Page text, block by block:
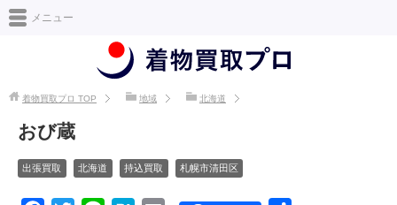
日本最大級の着物買取情報サイト [着物買取プロ]
メニュー
着物買取プロ TOP 地域 北海道
おび蔵
出張買取 北海道 持込買取 札幌市清田区